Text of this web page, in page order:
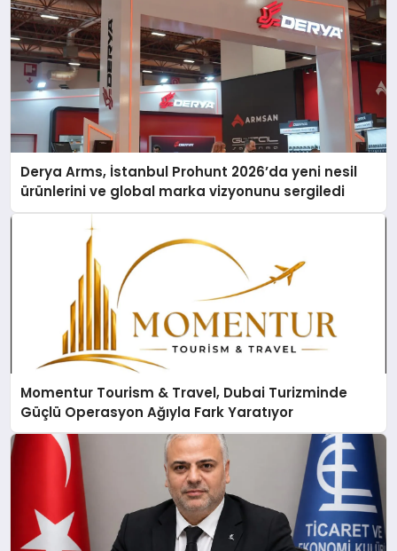
Derya Arms, İstanbul Prohunt 2026’da yeni nesil
ürünlerini ve global marka vizyonunu sergiledi
Momentur Tourism & Travel, Dubai Turizminde
Güçlü Operasyon Ağıyla Fark Yaratıyor